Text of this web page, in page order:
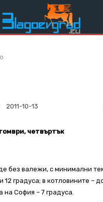
2011-10-13
четвъртък
без валежи, с минимални
12 градуса; в котловините –
на София – 7 градуса.